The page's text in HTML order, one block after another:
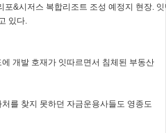
&시저스 복합리조트 조성 예정지 현장.
있다.
개발 호재가 잇따르면서 침체된 부동산
를 찾지 못하던 자금운용사들도 영종도